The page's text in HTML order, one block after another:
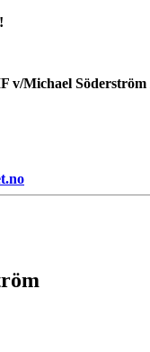
v/Michael Söderström